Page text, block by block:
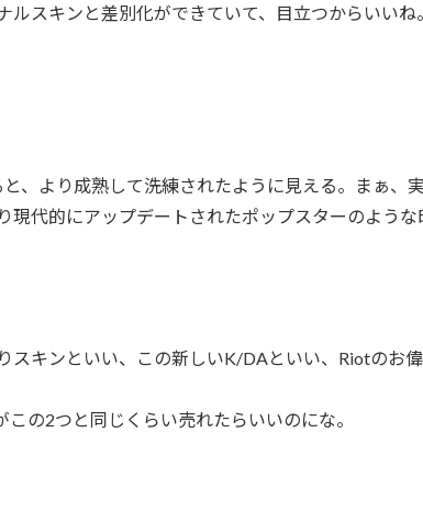
ルスキンと差別化ができていて、目立つからいいね。
、より成熟して洗練されたように見える。まぁ、
現代的にアップデートされたポップスターのような
スキンといい、この新しいK/DAといい、Riotのお
この2つと同じくらい売れたらいいのにな。